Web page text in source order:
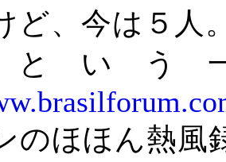
ど、今は５人
という
のほほん熱風